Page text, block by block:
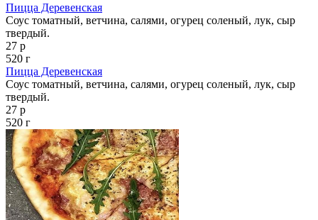
Пицца Деревенская
Соус томатный, ветчина, салями, огурец соленый, лук, сыр
твердый.
27 р
520 г
Пицца Деревенская
Соус томатный, ветчина, салями, огурец соленый, лук, сыр
твердый.
27 р
520 г